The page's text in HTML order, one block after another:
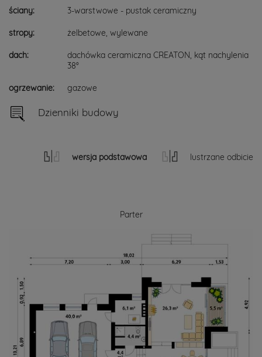
ściany: 3-warstwowe - pustak ceramiczny
stropy: żelbetowe, wylewane
dach:
dachówka ceramiczna CREATON, kąt nachylenia
38°
ogrzewanie: gazowe
Dzienniki budowy
wersja podstawowa lustrzane odbicie
Parter